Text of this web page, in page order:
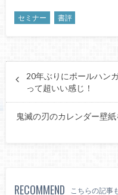
セミナー 書評
20年ぶりにポールハン
って超いい感じ！
鬼滅の刃のカレンダー壁
RECOMMEND こちらの記事